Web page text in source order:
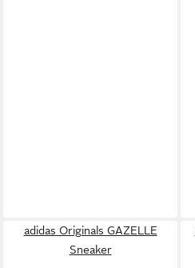
adidas Originals GAZELLE
Sneaker